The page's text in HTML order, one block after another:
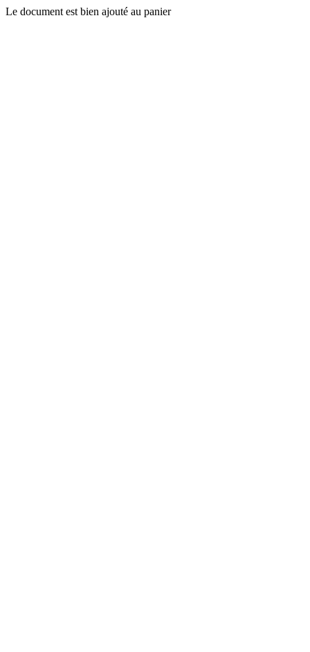
Le document est bien ajouté au panier